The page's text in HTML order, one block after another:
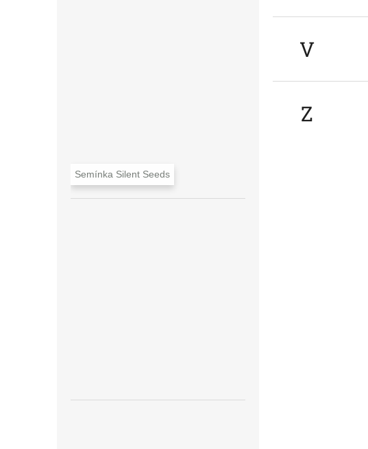
Semínka Silent Seeds
V
Z